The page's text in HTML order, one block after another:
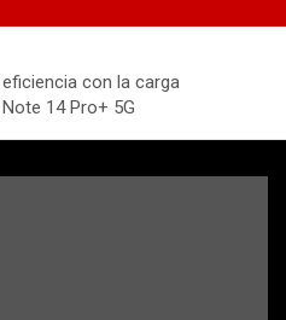
con la carga
14 Pro+ 5G